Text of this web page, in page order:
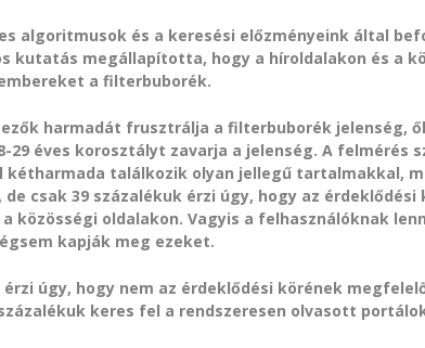
algoritmusok és a keresési előzményeink által
kutatás megállapította, hogy a híroldalakon és a
a filterbuborék.
harmadát frusztrálja a filterbuborék jelenség,
29 éves korosztályt zavarja a jelenség. A felmérés
kétharmada találkozik olyan jellegű tartalmakkal,
csak 39 százalékuk érzi úgy, hogy az érdeklődési
oldalakon. Vagyis a felhasználóknak
kapják meg ezeket.
úgy, hogy nem az érdeklődési körének
keres fel a rendszeresen olvasott